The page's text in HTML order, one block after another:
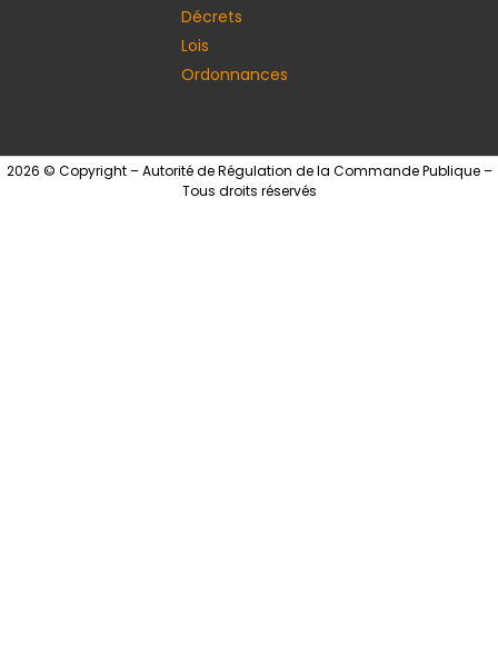
Décrets
Lois
Ordonnances
2026 © Copyright – Autorité de Régulation de la Commande Publique –
Tous droits réservés